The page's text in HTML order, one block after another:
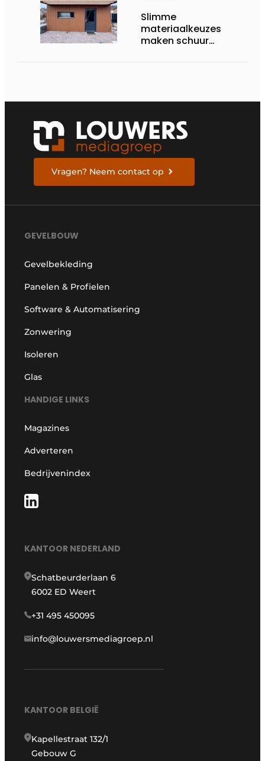
Slimme
materiaalkeuzes
maken schuur
Vragen? Neem contact op
GEVELBOUW
Gevelbekleding
Panelen & Profielen
Software & Automatisering
Zonwering
Isoleren
Glas
HANDIGE LINKS
Magazines
Adverteren
Bedrijvenindex
KANTOOR NEDERLAND
Schatbeurderlaan 6
6002 ED Weert
+31 495 450095
info@louwersmediagroep.nl
KANTOOR BELGIË
Kapellestraat 132/1
Gebouw G